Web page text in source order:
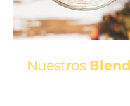
Nuestros